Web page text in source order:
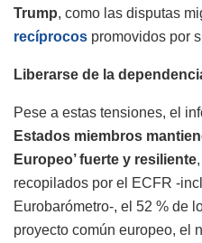
Trump, como las disputas
recíprocos promovidos por
Liberarse de la
Pese a estas tensiones, el
Estados miembros
Europeo’ fuerte y resiliente
recopilados por el ECFR -
Eurobarómetro-, el 52 % de
proyecto común europeo, el